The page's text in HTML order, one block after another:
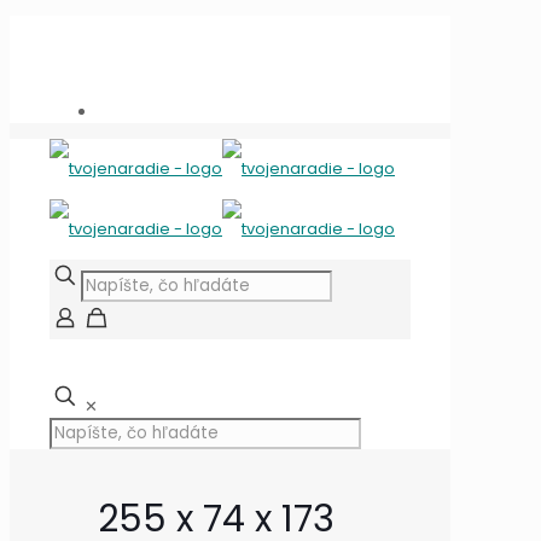
✕
255 x 74 x 173